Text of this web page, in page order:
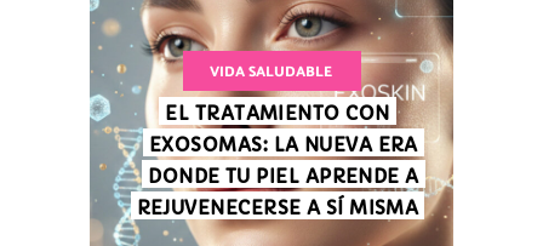
VIDA SALUDABLE
EL TRATAMIENTO CON
EXOSOMAS: LA NUEVA ERA
DONDE TU PIEL APRENDE A
REJUVENECERSE A SÍ MISMA